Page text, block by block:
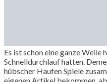
Es ist schon eine ganze Weile
Schnelldurchlauf hatten.
hübscher Haufen Spiele